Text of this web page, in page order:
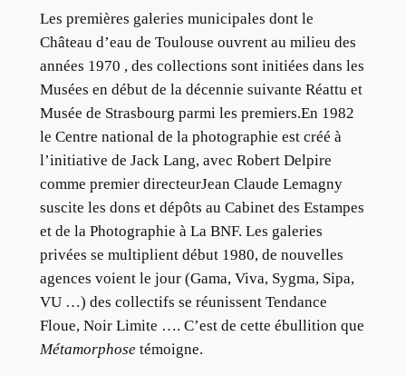
Les premières galeries municipales dont le
Château d’eau de Toulouse ouvrent au milieu des
années 1970 , des collections sont initiées dans les
Musées en début de la décennie suivante Réattu et
Musée de Strasbourg parmi les premiers.En 1982
le Centre national de la photographie est créé à
l’initiative de Jack Lang, avec Robert Delpire
comme premier directeurJean Claude Lemagny
suscite les dons et dépôts au Cabinet des Estampes
et de la Photographie à La BNF. Les galeries
privées se multiplient début 1980, de nouvelles
agences voient le jour (Gama, Viva, Sygma, Sipa,
VU …) des collectifs se réunissent Tendance
Floue, Noir Limite …. C’est de cette ébullition que
Métamorphosetémoigne.